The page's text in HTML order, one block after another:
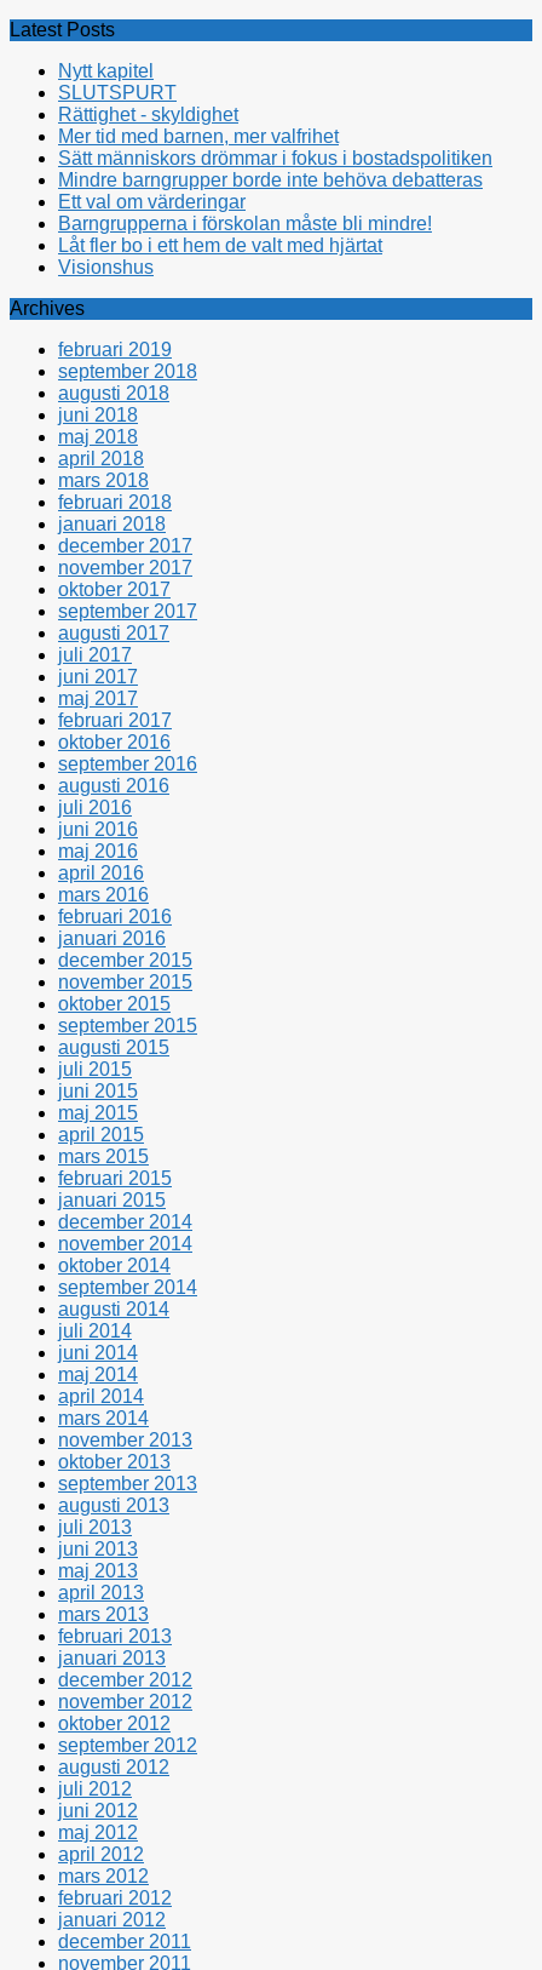
Latest Posts
Nytt kapitel
SLUTSPURT
Rättighet - skyldighet
Mer tid med barnen, mer valfrihet
Sätt människors drömmar i fokus i bostadspolitiken
Mindre barngrupper borde inte behöva debatteras
Ett val om värderingar
Barngrupperna i förskolan måste bli mindre!
Låt fler bo i ett hem de valt med hjärtat
Visionshus
Archives
februari 2019
september 2018
augusti 2018
juni 2018
maj 2018
april 2018
mars 2018
februari 2018
januari 2018
december 2017
november 2017
oktober 2017
september 2017
augusti 2017
juli 2017
juni 2017
maj 2017
februari 2017
oktober 2016
september 2016
augusti 2016
juli 2016
juni 2016
maj 2016
april 2016
mars 2016
februari 2016
januari 2016
december 2015
november 2015
oktober 2015
september 2015
augusti 2015
juli 2015
juni 2015
maj 2015
april 2015
mars 2015
februari 2015
januari 2015
december 2014
november 2014
oktober 2014
september 2014
augusti 2014
juli 2014
juni 2014
maj 2014
april 2014
mars 2014
november 2013
oktober 2013
september 2013
augusti 2013
juli 2013
juni 2013
maj 2013
april 2013
mars 2013
februari 2013
januari 2013
december 2012
november 2012
oktober 2012
september 2012
augusti 2012
juli 2012
juni 2012
maj 2012
april 2012
mars 2012
februari 2012
januari 2012
december 2011
november 2011